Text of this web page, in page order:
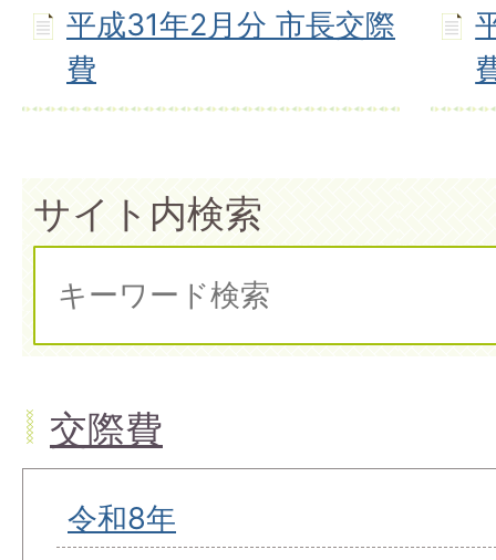
平成31年2月分 市長交際
費
サイト内検索
交際費
令和8年